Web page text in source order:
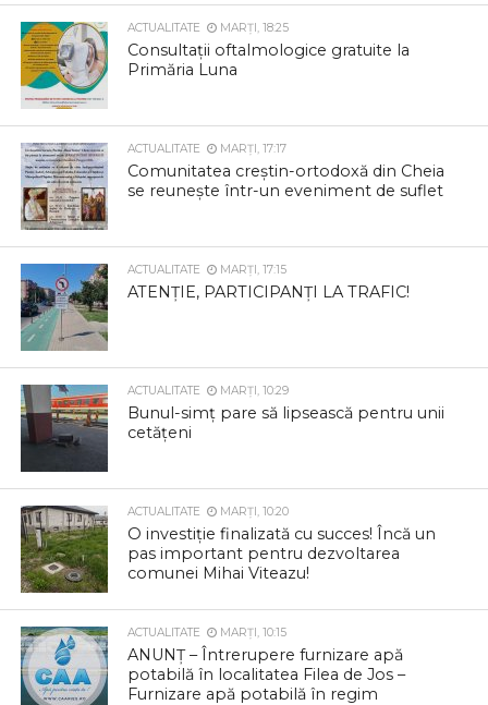
ACTUALITATE MARȚI, 18:25
Consultații oftalmologice gratuite la
Primăria Luna
ACTUALITATE MARȚI, 17:17
Comunitatea creștin-ortodoxă din Cheia
se reunește într-un eveniment de suflet
ACTUALITATE MARȚI, 17:15
ATENȚIE, PARTICIPANȚI LA TRAFIC!
ACTUALITATE MARȚI, 10:29
Bunul-simț pare să lipsească pentru unii
cetățeni
ACTUALITATE MARȚI, 10:20
O investiție finalizată cu succes! Încă un
pas important pentru dezvoltarea
comunei Mihai Viteazu!
ACTUALITATE MARȚI, 10:15
ANUNȚ – Întrerupere furnizare apă
potabilă în localitatea Filea de Jos –
Furnizare apă potabilă în regim